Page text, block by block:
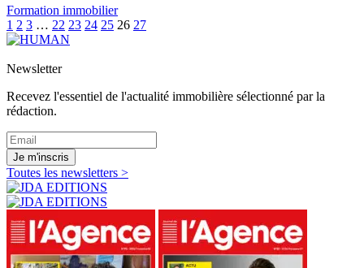
Formation immobilier
1 2 3 … 22 23 24 25 26 27
Newsletter
Recevez l'essentiel de l'actualité immobilière sélectionné par la
rédaction.
Je m'inscris
Toutes les newsletters >